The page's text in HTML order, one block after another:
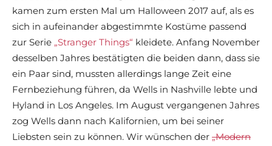
kamen zum ersten Mal um Halloween 2017 auf, als es
sich in aufeinander abgestimmte Kostüme passend
zur Serie „Stranger Things“ kleidete. Anfang November
desselben Jahres bestätigten die beiden dann, dass sie
ein Paar sind, mussten allerdings lange Zeit eine
Fernbeziehung führen, da Wells in Nashville lebte und
Hyland in Los Angeles. Im August vergangenen Jahres
zog Wells dann nach Kalifornien, um bei seiner
Liebsten sein zu können. Wir wünschen der „Modern